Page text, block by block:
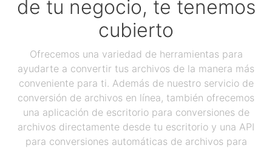
de tu negocio, te tenemos
cubierto
Ofrecemos una variedad de herramientas para
ayudarte a convertir tus archivos de la manera más
conveniente para ti. Además de nuestro servicio de
conversión de archivos en línea, también ofrecemos
una aplicación de escritorio para conversiones de
archivos directamente desde tu escritorio y una API
para conversiones automáticas de archivos para